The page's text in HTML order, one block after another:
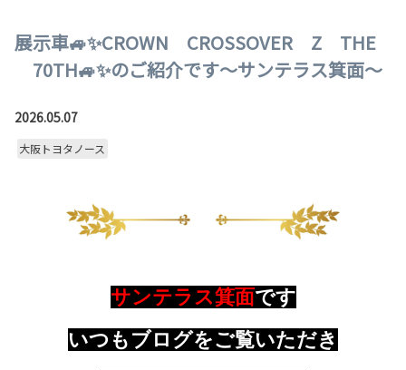
展示車🚙✨CROWN CROSSOVER Z THE
70TH🚙✨のご紹介です～サンテラス箕面～
2026.05.07
大阪トヨタノース
サンテラス箕面です
いつもブログをご覧いただき